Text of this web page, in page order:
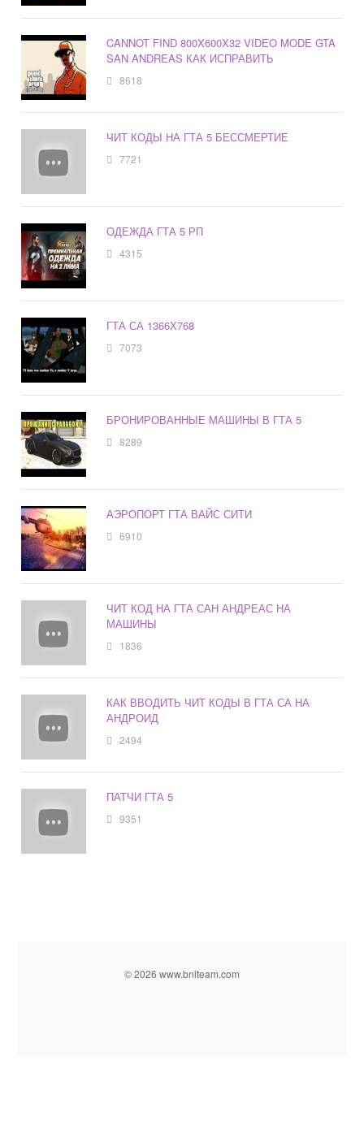
CANNOT FIND 800X600X32 VIDEO MODE GTA
SAN ANDREAS КАК ИСПРАВИТЬ
8618
ЧИТ КОДЫ НА ГТА 5 БЕССМЕРТИЕ
7721
ОДЕЖДА ГТА 5 РП
4315
ГТА СА 1366Х768
7073
БРОНИРОВАННЫЕ МАШИНЫ В ГТА 5
8289
АЭРОПОРТ ГТА ВАЙС СИТИ
6910
ЧИТ КОД НА ГТА САН АНДРЕАС НА
МАШИНЫ
1836
КАК ВВОДИТЬ ЧИТ КОДЫ В ГТА СА НА
АНДРОИД
2494
ПАТЧИ ГТА 5
9351
© 2026 www.bniteam.com